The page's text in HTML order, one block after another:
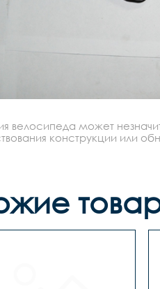
велосипеда может
конструкции или